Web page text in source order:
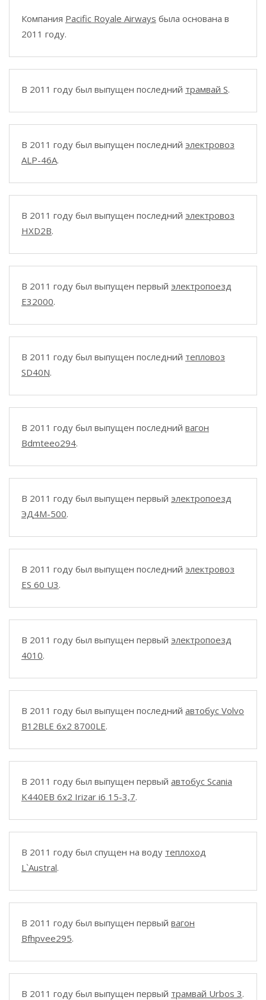
Компания Pacific Royale Airways была основана в
2011 году.
В 2011 году был выпущен последний трамвай S.
В 2011 году был выпущен последний электровоз
ALP-46A.
В 2011 году был выпущен последний электровоз
HXD2B.
В 2011 году был выпущен первый электропоезд
E32000.
В 2011 году был выпущен последний тепловоз
SD40N.
В 2011 году был выпущен последний вагон
Bdmteeo294.
В 2011 году был выпущен первый электропоезд
ЭД4М-500.
В 2011 году был выпущен последний электровоз
ES 60 U3.
В 2011 году был выпущен первый электропоезд
4010.
В 2011 году был выпущен последний автобус Volvo
B12BLE 6x2 8700LE.
В 2011 году был выпущен первый автобус Scania
K440EB 6x2 Irizar i6 15-3,7.
В 2011 году был спущен на воду теплоход
L`Austral.
В 2011 году был выпущен первый вагон
Bfhpvee295.
В 2011 году был выпущен первый трамвай Urbos 3.